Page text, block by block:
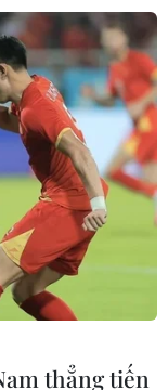
thẳng tiến